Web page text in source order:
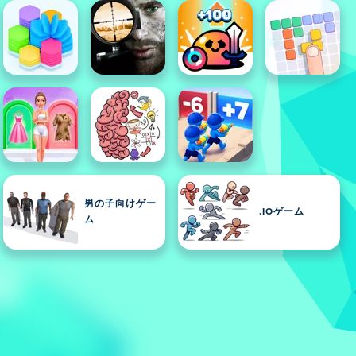
男の子向けゲー
ム
.IOゲーム